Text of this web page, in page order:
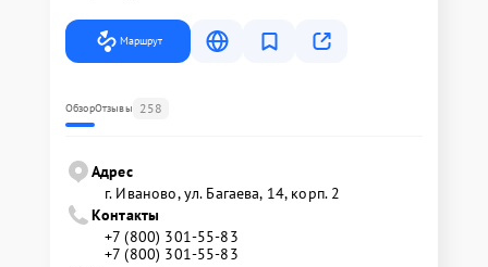
Маршрут
ОбзорОтзывы 258
Адрес
г. Иваново, ул. Багаева, 14, корп. 2
Контакты
+7 (800) 301-55-83
+7 (800) 301-55-83